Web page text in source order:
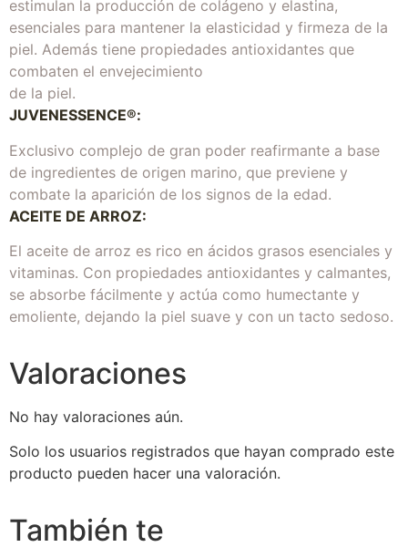
estimulan la producción de colágeno y elastina,
esenciales para mantener la elasticidad y firmeza de la
piel. Además tiene propiedades antioxidantes que
combaten el envejecimiento
de la piel.
JUVENESSENCE®:
Exclusivo complejo de gran poder reafirmante a base
de ingredientes de origen marino, que previene y
combate la aparición de los signos de la edad.
ACEITE DE ARROZ:
El aceite de arroz es rico en ácidos grasos esenciales y
vitaminas. Con propiedades antioxidantes y calmantes,
se absorbe fácilmente y actúa como humectante y
emoliente, dejando la piel suave y con un tacto sedoso.
Valoraciones
No hay valoraciones aún.
Solo los usuarios registrados que hayan comprado este
producto pueden hacer una valoración.
También te